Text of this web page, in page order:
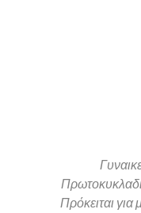
Πρόκειται για